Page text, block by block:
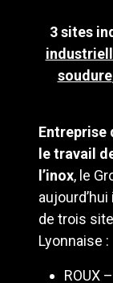
3 sites
soudure
Entreprise
le travail
l’inox, le
de trois
Lyonnaise :
ROUX